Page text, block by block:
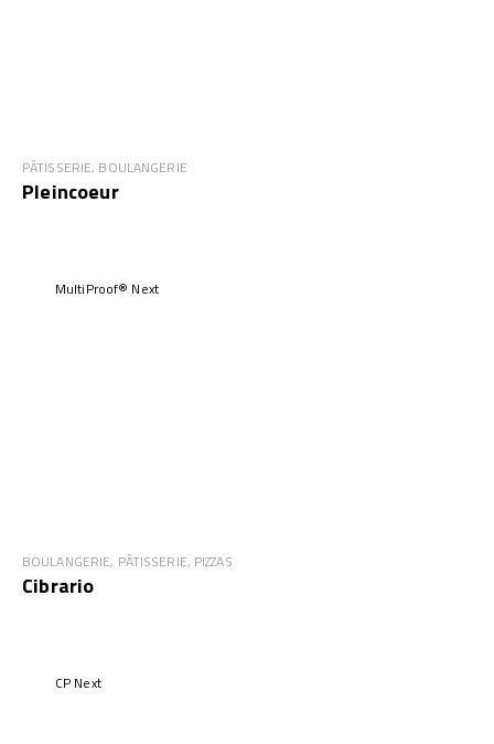
PÂTISSERIE, BOULANGERIE
Pleincoeur
MultiProof® Next
BOULANGERIE, PÂTISSERIE, PIZZAS
Cibrario
CP Next